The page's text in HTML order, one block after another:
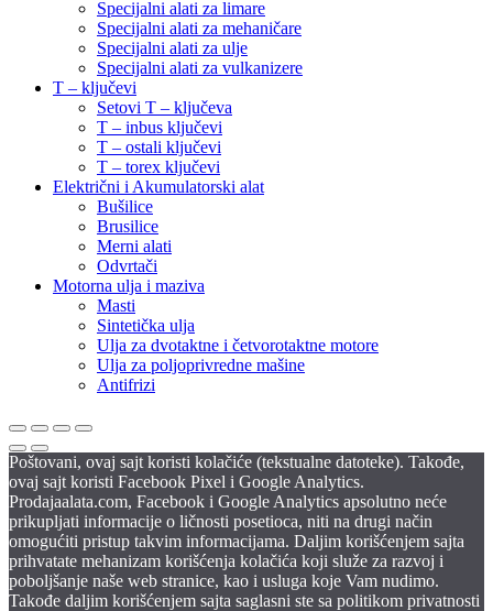
Specijalni alati za limare
Specijalni alati za mehaničare
Specijalni alati za ulje
Specijalni alati za vulkanizere
T – ključevi
Setovi T – ključeva
T – inbus ključevi
T – ostali ključevi
T – torex ključevi
Električni i Akumulatorski alat
Bušilice
Brusilice
Merni alati
Odvrtači
Motorna ulja i maziva
Masti
Sintetička ulja
Ulja za dvotaktne i četvorotaktne motore
Ulja za poljoprivredne mašine
Antifrizi
Poštovani, ovaj sajt koristi kolačiće (tekstualne datoteke). Takođe,
ovaj sajt koristi Facebook Pixel i Google Analytics.
Prodajaalata.com, Facebook i Google Analytics apsolutno neće
prikupljati informacije o ličnosti posetioca, niti na drugi način
omogućiti pristup takvim informacijama. Daljim korišćenjem sajta
prihvatate mehanizam korišćenja kolačića koji služe za razvoj i
poboljšanje naše web stranice, kao i usluga koje Vam nudimo.
Takođe daljim korišćenjem sajta saglasni ste sa politikom privatnosti